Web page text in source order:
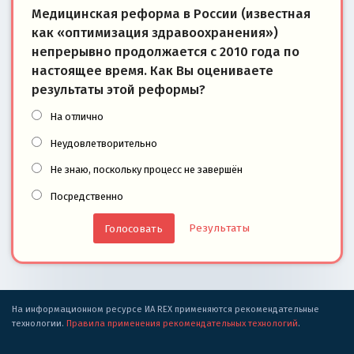
Медицинская реформа в России (известная
как «оптимизация здравоохранения»)
непрерывно продолжается с 2010 года по
настоящее время. Как Вы оцениваете
результаты этой реформы?
На отлично
Неудовлетворительно
Не знаю, поскольку процесс не завершён
Посредственно
Результаты
На информационном ресурсе ИА REX применяются рекомендательные
технологии. Правила применения рекомендательных технологий.